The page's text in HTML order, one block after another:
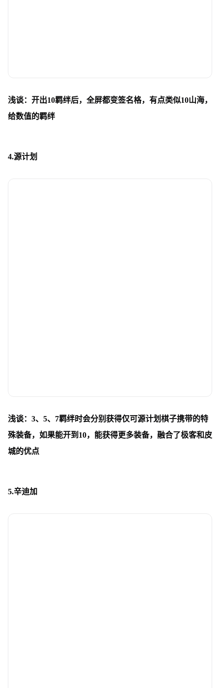
浅谈：开出10羁绊后，全屏都变签名格，有点类似10山海，
给数值的羁绊
4.源计划
浅谈：3、5、7羁绊时会分别获得仅可源计划棋子携带的特
殊装备，如果能开到10，能获得更多装备，融合了极客和皮
城的优点
5.辛迪加